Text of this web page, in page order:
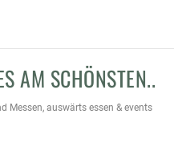
AM SCHÖNSTEN..
Messen, auswärts essen & events